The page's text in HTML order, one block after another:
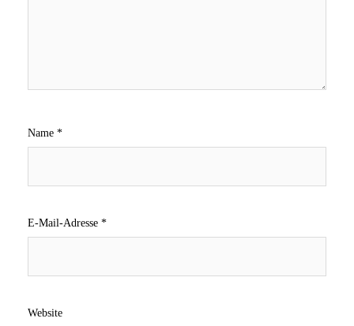
Name *
E-Mail-Adresse *
Website